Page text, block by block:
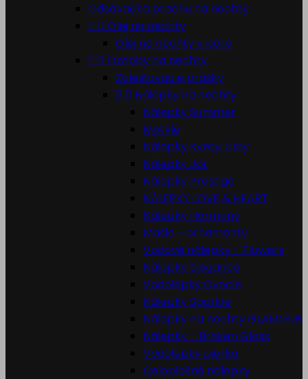
Odsávačka prachu na nechty
  Olej na nechty
Olej na nechty v pere
  Ozdoby na nechty
Zalešťovacie prášky
  Nálepky na nechty
Nálepky Summer
Motýle
Nálepky Kvety, Listy
Nálepky Jar
Nálepky Prestige
NÁLEPKY LOVE & HEART
Nálepky Harmony
Mašle - ornamenty
Vodové nálepky - Flowers
Nálepky Elegance
Vodolepky Ovocie
Nálepky Sparkle
Nálepky na nechty GLAMOUR
Nálepky - Broken Glass
Vodolepky pierka
Celoplošné nálepky